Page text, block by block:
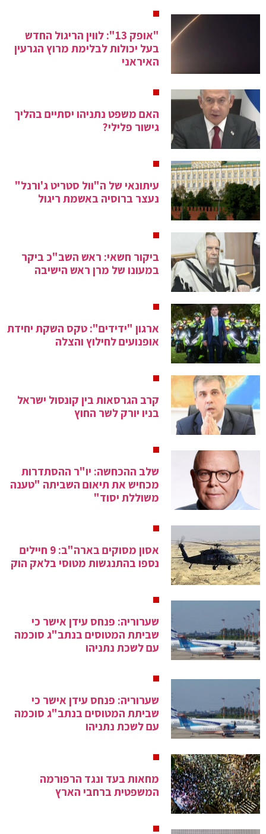
"אופק 13": לווין הריגול החדש
בעל יכולות לבלימת מרוץ הגרעין
האיראני
האם משפט נתניהו יסתיים בהליך
גישור פלילי?
עיתונאי של ה"וול סטריט ג'ורנל"
נעצר ברוסיה באשמת ריגול
ביקור חשאי: ראש השב"כ ביקר
במעונו של מרן ראש הישיבה
ארגון "ידידים": טקס השקת יחידת
אופנועים לחילוץ והצלה
קרב הגרסאות בין קונסול ישראל
בניו יורק לשר החוץ
שלב ההכחשה: יו"ר ההסתדרות
מכחיש את תיאום השביתה "טענה
משוללת יסוד"
אסון מסוקים בארה"ב: 9 חיילים
נספו בהתנגשות מטוסי בלאק הוק
שערוריה: פנחס עידן אישר כי
שביתת המטוסים בנתב"ג סוכמה
עם לשכת נתניהו
שערוריה: פנחס עידן אישר כי
שביתת המטוסים בנתב"ג סוכמה
עם לשכת נתניהו
מחאות בעד ונגד הרפורמה
המשפטית ברחבי הארץ